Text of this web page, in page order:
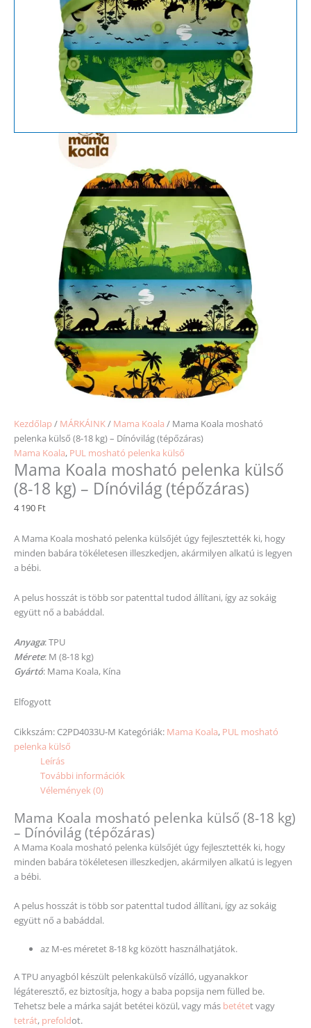
Kezdőlap / MÁRKÁINK/ Mama Koala / Mama Koala mosható
pelenka külső (8-18 kg) – Dínóvilág (tépőzáras)
Mama Koala, PUL mosható pelenka külső
Mama Koala mosható pelenka külső
(8-18 kg) – Dínóvilág (tépőzáras)
4 190 Ft
A Mama Koala mosható pelenka külsőjét úgy fejlesztették ki, hogy
minden babára tökéletesen illeszkedjen, akármilyen alkatú is legyen
a bébi.
A pelus hosszát is több sor patenttal tudod állítani, így az sokáig
együtt nő a babáddal.
Anyaga: TPU
Mérete: M (8-18 kg)
Gyártó: Mama Koala, Kína
Elfogyott
Cikkszám: C2PD4033U-M Kategóriák: Mama Koala, PUL mosható
pelenka külső
Leírás
További információk
Vélemények (0)
Mama Koala mosható pelenka külső (8-18 kg)
– Dínóvilág (tépőzáras)
A Mama Koala mosható pelenka külsőjét úgy fejlesztették ki, hogy
minden babára tökéletesen illeszkedjen, akármilyen alkatú is legyen
a bébi.
A pelus hosszát is több sor patenttal tudod állítani, így az sokáig
együtt nő a babáddal.
az M-es méretet 8-18 kg között használhatjátok.
A TPU anyagból készült pelenkakülső vízálló, ugyanakkor
légáteresztő, ez biztosítja, hogy a baba popsija nem fülled be.
Tehetsz bele a márka saját betétei közül, vagy más betétet vagy
tetrát, prefoldot.